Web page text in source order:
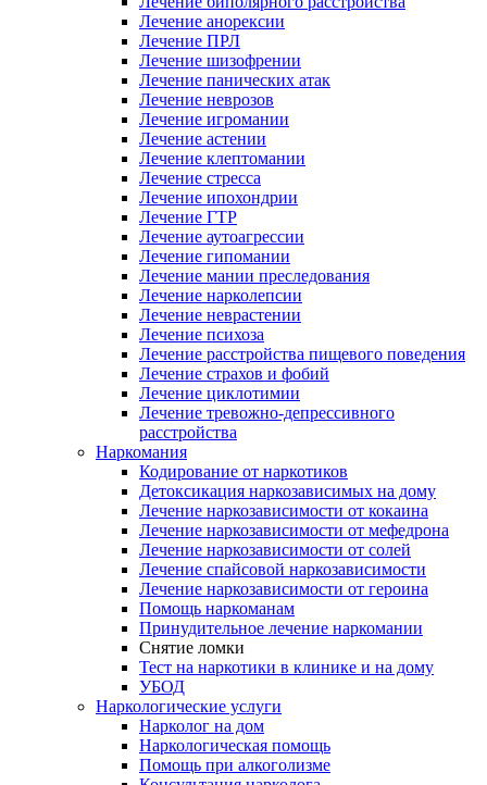
Лечение анорексии
Лечение ПРЛ
Лечение шизофрении
Лечение панических атак
Лечение неврозов
Лечение игромании
Лечение астении
Лечение клептомании
Лечение стресса
Лечение ипохондрии
Лечение ГТР
Лечение аутоагрессии
Лечение гипомании
Лечение мании преследования
Лечение нарколепсии
Лечение неврастении
Лечение психоза
Лечение расстройства пищевого поведения
Лечение страхов и фобий
Лечение циклотимии
Лечение тревожно-депрессивного
расстройства
Наркомания
Кодирование от наркотиков
Детоксикация наркозависимых на дому
Лечение наркозависимости от кокаина
Лечение наркозависимости от мефедрона
Лечение наркозависимости от солей
Лечение спайсовой наркозависимости
Лечение наркозависимости от героина
Помощь наркоманам
Принудительное лечение наркомании
Снятие ломки
Тест на наркотики в клинике и на дому
УБОД
Наркологические услуги
Нарколог на дом
Наркологическая помощь
Помощь при алкоголизме